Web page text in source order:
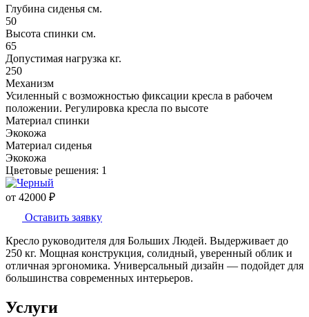
Глубина сиденья см.
50
Высота спинки см.
65
Допустимая нагрузка кг.
250
Механизм
Усиленный с возможностью фиксации кресла в рабочем
положении. Регулировка кресла по высоте
Материал спинки
Экокожа
Материал сиденья
Экокожа
Цветовые решения: 1
от 42000 ₽
Оставить заявку
Кресло руководителя для Больших Людей. Выдерживает до
250 кг. Мощная конструкция, солидный, уверенный облик и
отличная эргономика. Универсальный дизайн — подойдет для
большинства современных интерьеров.
Услуги